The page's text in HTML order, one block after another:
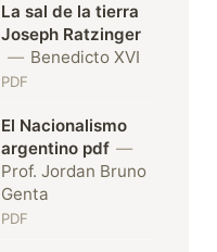
La sal de la tierra
Joseph Ratzinger
— Benedicto XVI
PDF
El Nacionalismo
argentino pdf —
Prof. Jordan Bruno
Genta
PDF